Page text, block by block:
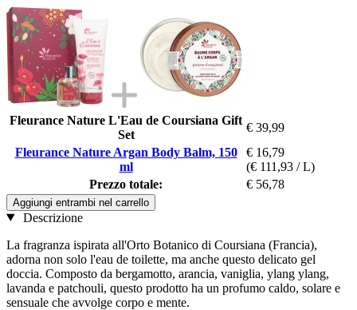
Fleurance Nature L'Eau de Coursiana Gift
Set
€ 39,99
Fleurance Nature Argan Body Balm, 150
ml
€ 16,79
(€ 111,93 / L)
Prezzo totale:
€ 56,78
Aggiungi entrambi nel carrello
Descrizione
La fragranza ispirata all'Orto Botanico di Coursiana (Francia),
adorna non solo l'eau de toilette, ma anche questo delicato gel
doccia. Composto da bergamotto, arancia, vaniglia, ylang ylang,
lavanda e patchouli, questo prodotto ha un profumo caldo, solare e
sensuale che avvolge corpo e mente.